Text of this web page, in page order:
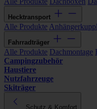
Hecktransport
Alle Produkte
Fahrradträger
Alle Produkte Dachmontage
Campingzubehör
Haustiere
Nutzfahrzeuge
Skiträger
Schutz & Komfort